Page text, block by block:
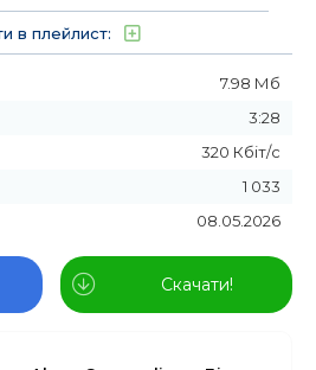
в плейлист:
7.98 Мб
3:28
320 Кбіт/с
1 033
08.05.2026
Скачати!